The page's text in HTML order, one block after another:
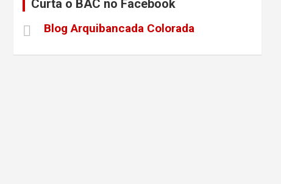
Curta o BAC no Facebook
Blog Arquibancada Colorada